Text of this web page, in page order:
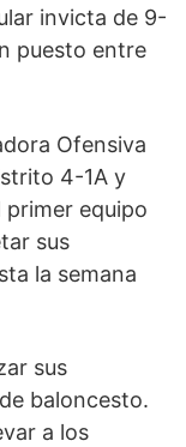
invicta de 9-
puesto entre
Ofensiva
4-1A y
equipo
sus
la semana
sus
baloncesto.
a los